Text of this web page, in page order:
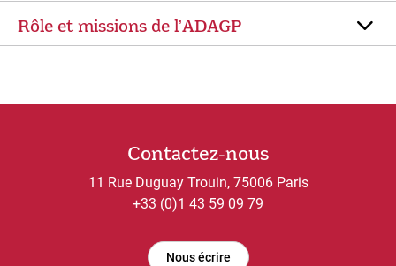
Rôle et missions de lʼADAGP
Contactez-nous
11 Rue Duguay Trouin, 75006 Paris
+33 (0)1 43 59 09 79
Nous écrire